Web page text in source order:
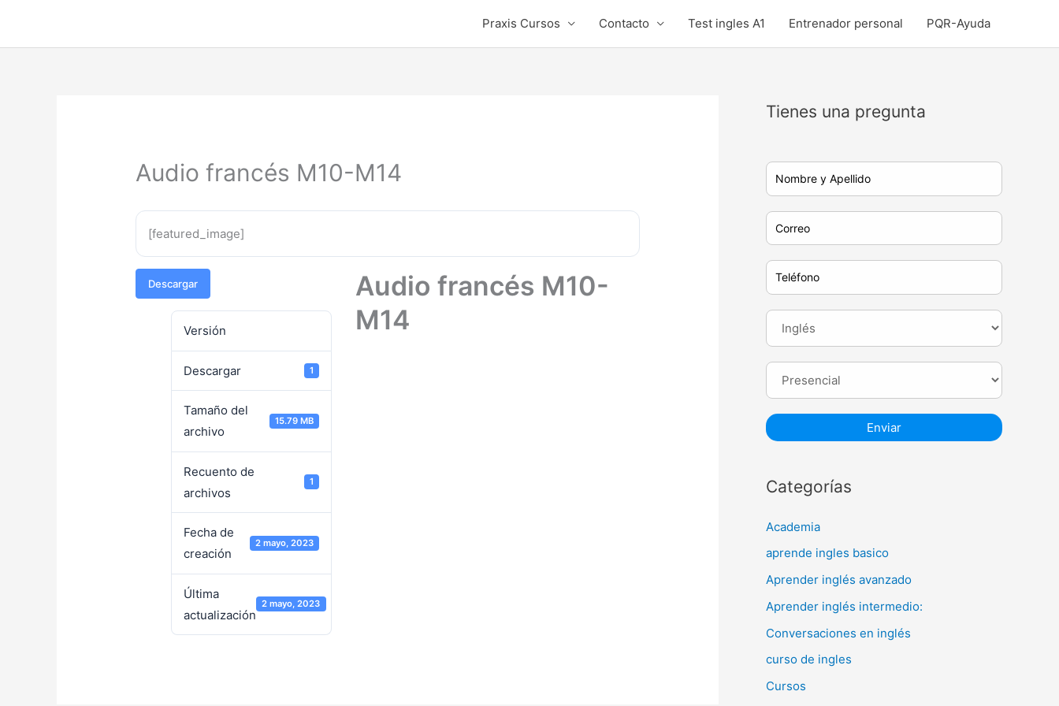
contenido
Praxis Cursos Contacto Test ingles A1 Entrenador personal PQR-Ayuda
Audio francés M10-M14
[featured_image]
Descargar
Versión
Descargar 1
Tamaño del
archivo
15.79 MB
Recuento de
archivos
1
Fecha de
creación
2 mayo, 2023
Última
actualización
2 mayo, 2023
Audio francés M10-
M14
Tienes una pregunta
Categorías
Academia
aprende ingles basico
Aprender inglés avanzado
Aprender inglés intermedio:
Conversaciones en inglés
curso de ingles
Cursos